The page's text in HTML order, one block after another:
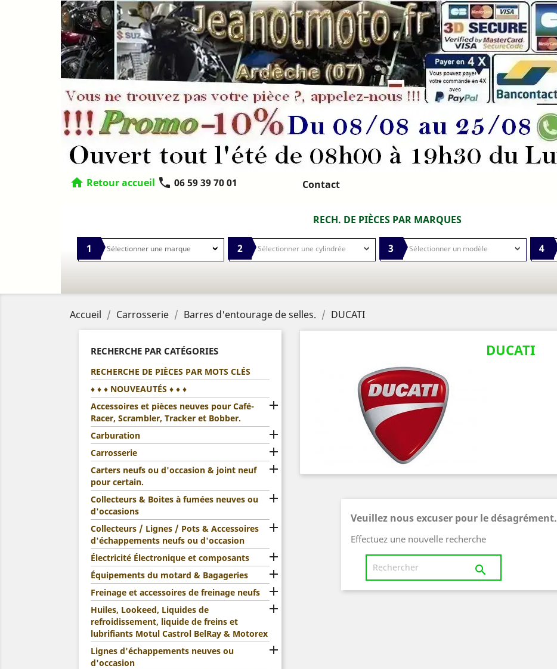
home Retour accueil phone 06 59 39 70 01 Contact
RECH. DE PIÈCES PAR MARQUES
1 2 3 4
Accueil Carrosserie Barres d'entourage de selles. DUCATI
RECHERCHE PAR CATÉGORIES
RECHERCHE DE PIÈCES PAR MOTS CLÉS
♦ ♦ ♦ NOUVEAUTÉS ♦ ♦ ♦
Accessoires et pièces neuves pour Café-
Racer, Scrambler, Tracker et Bobber.

Carburation 
Carrosserie 
Carters neufs ou d'occasion & joint neuf
pour certain.

Collecteurs & Boites à fumées neuves ou
d'occasions

Collecteurs / Lignes / Pots & Accessoires
d'échappements neufs ou d'occasion

Électricité Électronique et composants 
Équipements du motard & Bagageries 
Freinage et accessoires de freinage neufs 
Huiles, Lookeed, Liquides de
refroidissement, liquide de freins et
lubrifiants Motul Castrol BelRay & Motorex

Lignes d'échappements neuves ou
d'occasion

DUCATI
Veuillez nous excuser pour le désagrément.
Effectuez une nouvelle recherche
